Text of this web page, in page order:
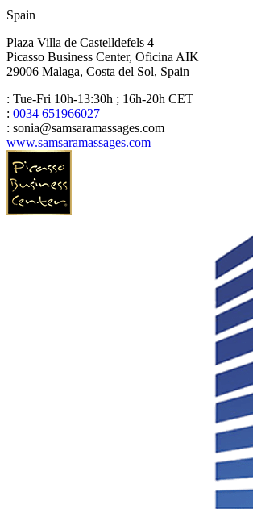
Spain
Plaza Villa de Castelldefels 4
Picasso Business Center, Oficina AIK
29006 Malaga, Costa del Sol, Spain
: Tue-Fri 10h-13:30h ; 16h-20h CET
: 0034 651966027
: sonia@samsaramassages.com
www.samsaramassages.com